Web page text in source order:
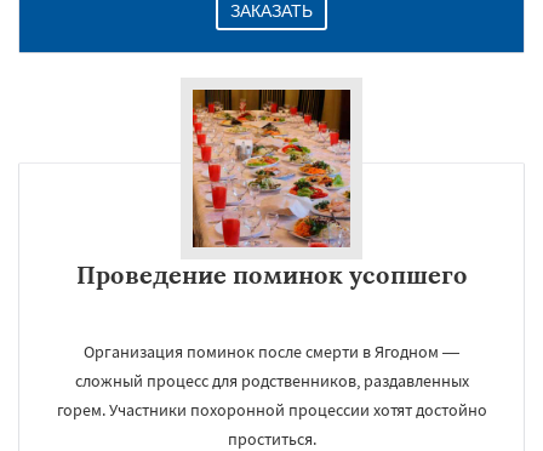
ЗАКАЗАТЬ
Проведение поминок усопшего
Организация поминок после смерти в Ягодном —
сложный процесс для родственников, раздавленных
горем. Участники похоронной процессии хотят достойно
проститься.
Даю согласие на обработку персональных данных